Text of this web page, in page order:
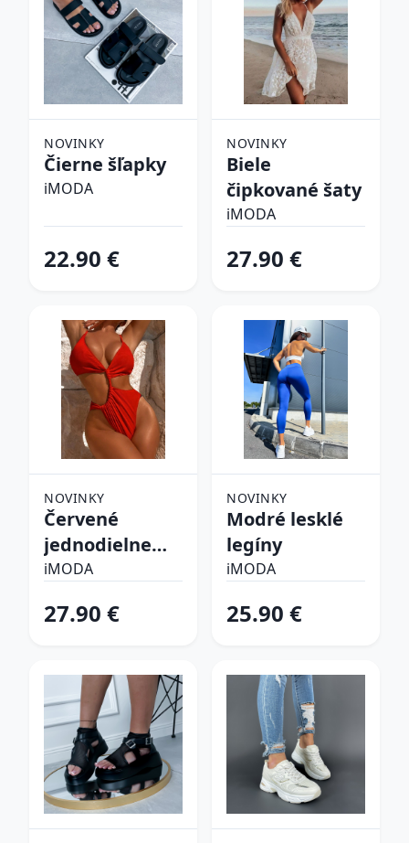
NOVINKY
Čierne šľapky
iMODA
22.90 €
NOVINKY
Biele
čipkované šaty
iMODA
27.90 €
NOVINKY
Červené
jednodielne
plavky
iMODA
27.90 €
NOVINKY
Modré lesklé
legíny
iMODA
25.90 €